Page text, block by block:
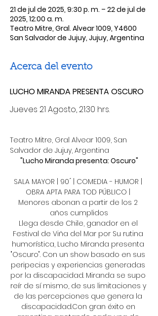
21 de jul de 2025, 9:30 p. m. – 22 de jul de
2025, 12:00 a. m.
Teatro Mitre, Gral. Alvear 1009, Y4600
San Salvador de Jujuy, Jujuy, Argentina
Acerca del evento
LUCHO MIRANDA PRESENTA OSCURO
Jueves 21 Agosto, 21:30 hrs.
Teatro Mitre, Gral Alvear 1009, San
Salvador de Jujuy, Argentina
"Lucho Miranda presenta: Oscuro"
SALA MAYOR | 90 ́ | COMEDIA - HUMOR |
OBRA APTA PARA TOD PÚBLICO |
Menores abonan a partir de los 2
años cumplidos
Llega desde Chile, ganador en el
Festival de Viña del Mar por Su rutina
humorística, Lucho Miranda presenta
"Oscuro". Con un show basado en sus
peripecias y experiencias generadas
por la discapacidad. Miranda se supo
reír de sí mismo, de sus limitaciones y
de las percepciones que genera la
discapacidad.Con gran éxito en